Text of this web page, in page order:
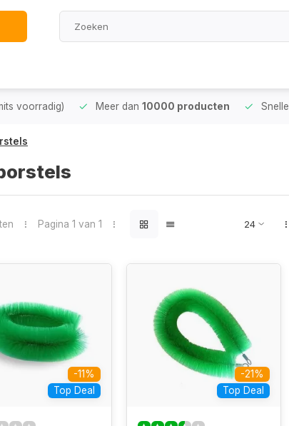
voorradig) Meer dan 10000 producten Snelle
Pagina 1 van 1
-11%
Top Deal
-21%
Top Deal